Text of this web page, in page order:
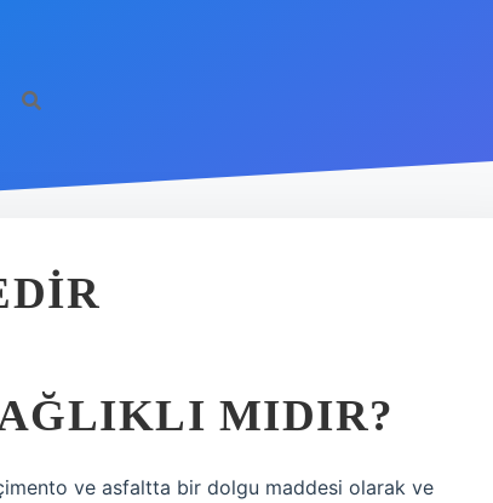
MIDIR?
ve asfaltta bir dolgu maddesi olarak ve